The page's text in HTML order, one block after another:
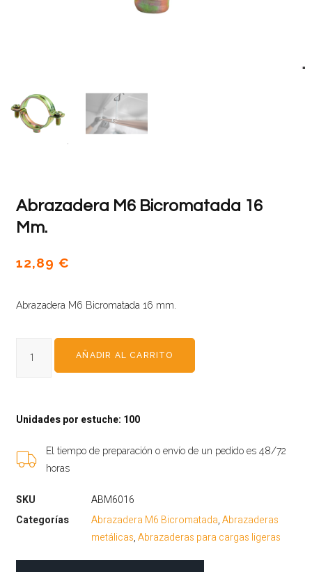
Abrazadera M6 Bicromatada 16
Mm.
12,89€
Abrazadera M6 Bicromatada 16 mm.
AÑADIR AL CARRITO
Unidades por estuche: 100
El tiempo de preparación o envío de un pedido es 48/72
horas
SKU
ABM6016
Categorías
Abrazadera M6 Bicromatada,Abrazaderas
metálicas,Abrazaderas para cargas ligeras